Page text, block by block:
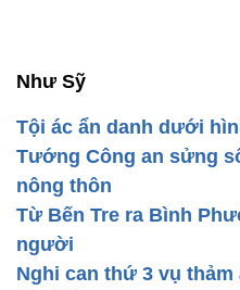
Như Sỹ
Tội ác ẩn danh dưới
Tướng Công an sửng
nông thôn
Từ Bến Tre ra Bình
người
Nghi can thứ 3 vụ